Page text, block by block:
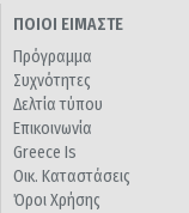
ΠΟΙΟΙ ΕΙΜΑΣΤΕ
Πρόγραμμα
Συχνότητες
Δελτία τύπου
Επικοινωνία
Greece Is
Οικ. Καταστάσεις
Όροι Χρήσης